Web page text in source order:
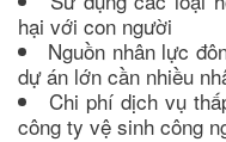
hại với con người
Nguồn nhân lực
dự án lớn cần nhiều
Chi phí dịch vụ
công ty vệ sinh công